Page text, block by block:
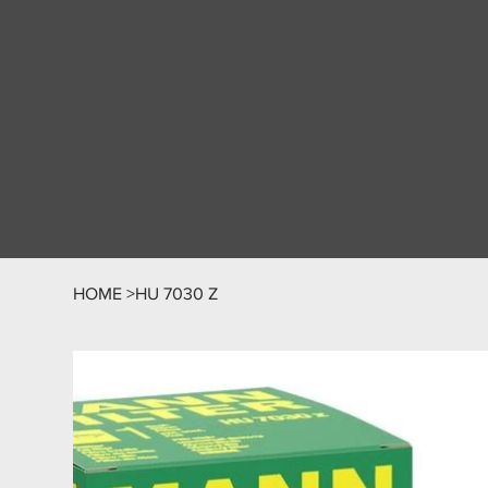
HOME >HU 7030 Z